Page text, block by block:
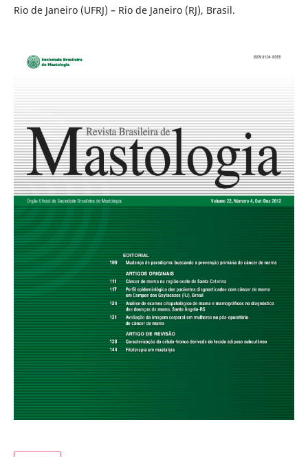
Rio de Janeiro (UFRJ) – Rio de Janeiro (RJ), Brasil.